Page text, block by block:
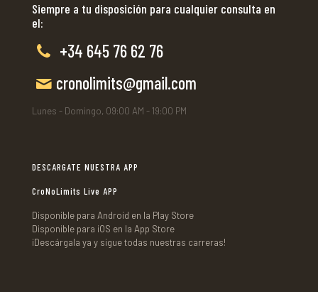
Siempre a tu disposición para cualquier consulta en
el:
+34 645 76 62 76
cronolimits@gmail.com
Lunes - Domingo, 09:00 AM - 19:00 PM
DESCARGATE NUESTRA APP
CroNoLimits Live APP
Disponible para Android en la Play Store
Disponible para iOS en la App Store
¡Descárgala ya y sigue todas nuestras carreras!